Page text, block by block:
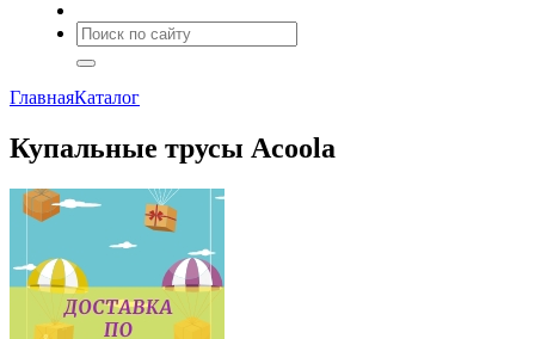
ГлавнаяКаталог
Купальные трусы Acoola